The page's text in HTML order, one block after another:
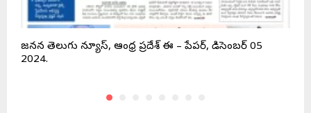
జనసేన తెలుగు న్యూస్, ఆంధ్ర ప్రదేశ్ ఈ – పేపర్, డిసెంబర్ 05
2024.